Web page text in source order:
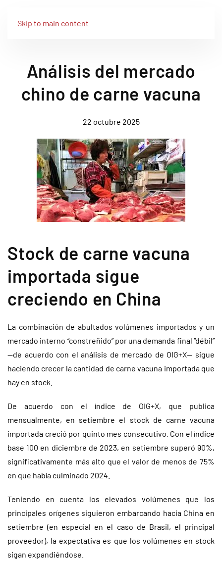
Skip to main content
Análisis del mercado
chino de carne vacuna
22 octubre 2025
Stock de carne vacuna
importada sigue
creciendo en China
La combinación de abultados volúmenes importados y un
mercado interno “constreñido” por una demanda final “débil”
—de acuerdo con el análisis de mercado de OIG+X— sigue
haciendo crecer la cantidad de carne vacuna importada que
hay en stock.
De acuerdo con el índice de OIG+X, que publica
mensualmente, en setiembre el stock de carne vacuna
importada creció por quinto mes consecutivo. Con el índice
base 100 en diciembre de 2023, en setiembre superó 90%,
significativamente más alto que el valor de menos de 75%
en que había culminado 2024.
Teniendo en cuenta los elevados volúmenes que los
principales orígenes siguieron embarcando hacia China en
setiembre (en especial en el caso de Brasil, el principal
proveedor), la expectativa es que los volúmenes en stock
sigan expandiéndose.